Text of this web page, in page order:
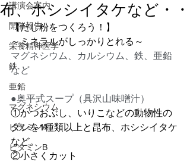
講演会案内
開催報告
栄養精神医学
鉄
亜鉛
マグネシウム
ビタミンA
ビタミンB
布、ホシシイタケなど・・
【だし粉をつくろう！】
～ミネラルがしっかりとれる～
マグネシウム、カルシウム、鉄、亜鉛
など
●奥平式スープ（具沢山味噌汁）
①かつおぶし、いりこなどの動物性の
ダシを1種類以上と昆布、ホシシイタケ
など。
②小さくカット